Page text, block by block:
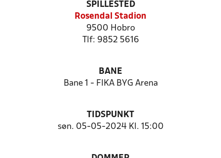
SPILLESTED
Rosendal Stadion
9500 Hobro
Tlf: 9852 5616
BANE
Bane 1 - FIKA BYG Arena
TIDSPUNKT
søn. 05-05-2024 Kl. 15:00